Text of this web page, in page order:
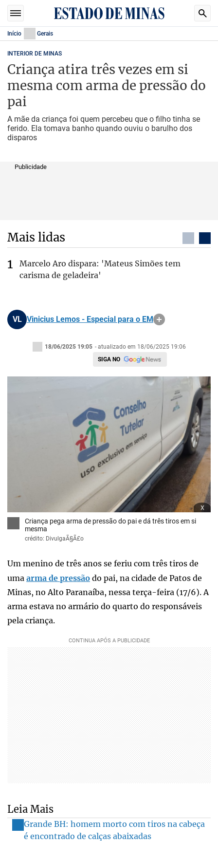
Início Gerais
INTERIOR DE MINAS
Criança atira três vezes em si
mesma com arma de pressão do
pai
A mãe da criança foi quem percebeu que o filho tinha se
ferido. Ela tomava banho quando ouviu o barulho dos
disparos
Publicidade
Mais lidas
Marcelo Aro dispara: 'Mateus Simões tem
carisma de geladeira'
VL Vinicius Lemos - Especial para o EM
18/06/2025 19:05 - atualizado em 18/06/2025 19:06
SIGA NO
x
Criança pega arma de pressão do pai e dá três tiros em si
mesma
crédito: DivulgaÃ§Ã£o
Um menino de três anos se feriu com três tiros de
uma arma de pressão do pai, na cidade de Patos de
Minas, no Alto Paranaíba, nessa terça-feira (17/6). A
arma estava no armário do quarto do responsáveis
pela criança.
Leia Mais
Grande BH: homem morto com tiros na cabeça
é encontrado de calças abaixadas